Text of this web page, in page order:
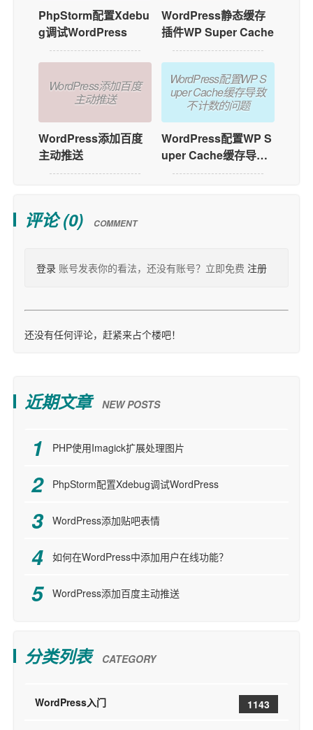
PhpStorm配置Xdebu
g调试WordPress
WordPress添加百度
主动推送
WordPress添加百度
主动推送
WordPress静态缓存
插件WP Super Cache
WordPress配置WP S
uper Cache缓存导致
不计数的问题
WordPress配置WP S
uper Cache缓存导致
不计数的问题
评论 (0) COMMENT
登录 账号发表你的看法，还没有账号？立即免费 注册
还没有任何评论，赶紧来占个楼吧！
近期文章 NEW POSTS
PHP使用Imagick扩展处理图片
PhpStorm配置Xdebug调试WordPress
WordPress添加贴吧表情
如何在WordPress中添加用户在线功能？
WordPress添加百度主动推送
分类列表 CATEGORY
WordPress入门 1143